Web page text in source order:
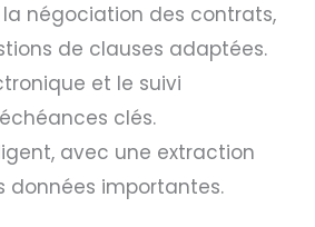
négociation des contrats,
de clauses adaptées.
et le suivi
clés.
avec une extraction
données importantes.